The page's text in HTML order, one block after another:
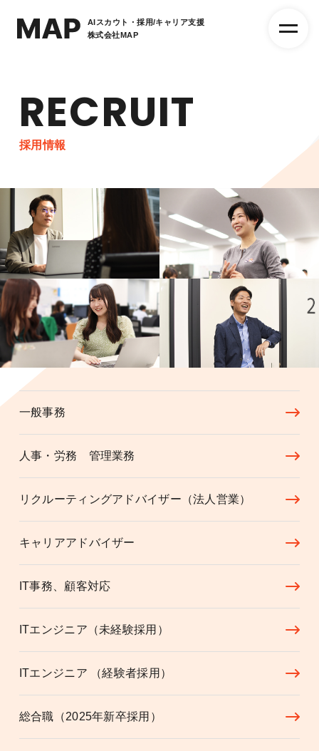
AIスカウト・採用/キャリア支援
株式会社MAP
RECRUIT
採用情報
一般事務
人事・労務 管理業務
リクルーティングアドバイザー（法人営業）
キャリアアドバイザー
IT事務、顧客対応
ITエンジニア（未経験採用）
ITエンジニア （経験者採用）
総合職（2025年新卒採用）